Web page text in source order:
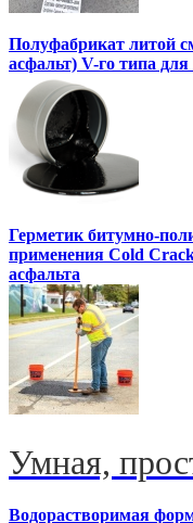
Полуфабрикат литой
асфальт) V-го типа
Герметик битумно-
применения Cold
асфальта
Умная,
Водорастворимая